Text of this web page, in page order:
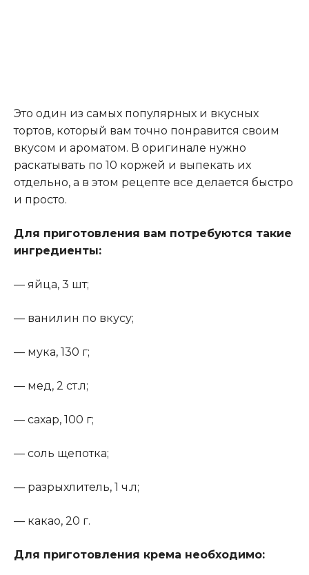
Это один из самых популярных и вкусных
тортов, который вам точно понравится своим
вкусом и ароматом. В оригинале нужно
раскатывать по 10 коржей и выпекать их
отдельно, а в этом рецепте все делается быстро
и просто.
Для приготовления вам потребуются такие
ингредиенты:
— яйца, 3 шт;
— ванилин по вкусу;
— мука, 130 г;
— мед, 2 ст.л;
— сахар, 100 г;
— соль щепотка;
— разрыхлитель, 1 ч.л;
— какао, 20 г.
Для приготовления крема необходимо: